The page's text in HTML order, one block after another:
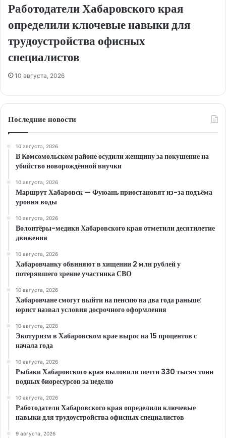
Работодатели Хабаровского края
определили ключевые навыки для
трудоустройства офисных
специалистов
10 августа, 2026
Последние новости
10 августа, 2026
В Комсомольском районе осудили женщину за покушение на
убийство новорождённой внучки
10 августа, 2026
Маршрут Хабаровск — Фуюань приостановят из-за подъёма
уровня воды
10 августа, 2026
Волонтёры-медики Хабаровского края отметили десятилетие
движения
10 августа, 2026
Хабаровчанку обвиняют в хищении 2 млн рублей у
потерявшего зрение участника СВО
10 августа, 2026
Хабаровчане смогут выйти на пенсию на два года раньше:
юрист назвал условия досрочного оформления
10 августа, 2026
Экотуризм в Хабаровском крае вырос на 15 процентов с
начала года
10 августа, 2026
Рыбаки Хабаровского края выловили почти 330 тысяч тонн
водных биоресурсов за неделю
10 августа, 2026
Работодатели Хабаровского края определили ключевые
навыки для трудоустройства офисных специалистов
9 августа, 2026